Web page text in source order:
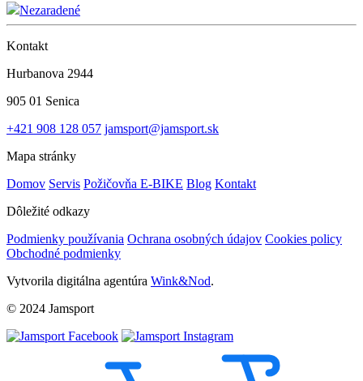
Nezaradené
Kontakt
Hurbanova 2944
905 01 Senica
+421 908 128 057 jamsport@jamsport.sk
Mapa stránky
Domov Servis Požičovňa E-BIKE Blog Kontakt
Dôležité odkazy
Podmienky používania Ochrana osobných údajov Cookies policy
Obchodné podmienky
Vytvorila digitálna agentúra Wink&Nod.
© 2024 Jamsport